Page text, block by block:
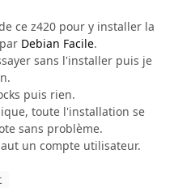
ce z420 pour y installer la
Debian Facile.
sans l'installer puis je
puis rien.
toute l'installation se
sans problème.
un compte utilisateur.